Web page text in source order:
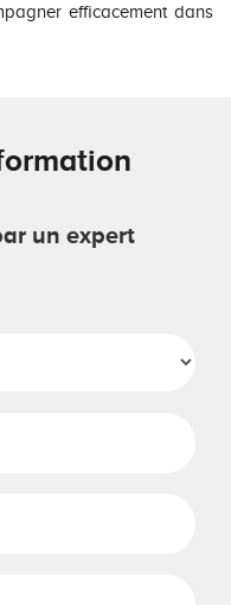
efficacement dans
un expert